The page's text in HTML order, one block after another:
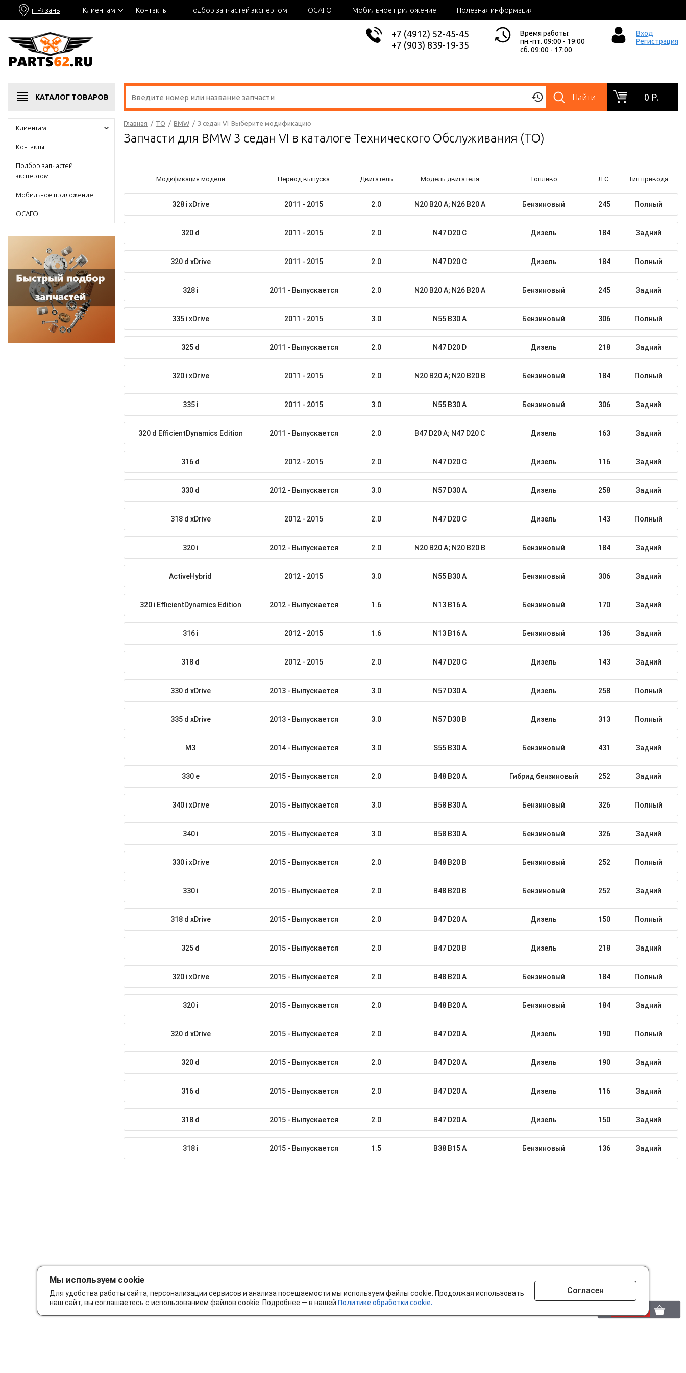
г. Рязань Клиентам Контакты Подбор запчастей экспертом ОСАГО Мобильное приложение Полезная информация
+7 (4912) 52-45-45
+7 (903) 839-19-35
Время работы:
пн.-пт. 09:00 - 19:00
сб. 09:00 - 17:00
Вход
Регистрация
КАТАЛОГ ТОВАРОВ Найти 0 Р.
Клиентам
Контакты
Подбор запчастей
экспертом
Мобильное приложение
ОСАГО
Главная / ТО / BMW / 3 седан VI Выберите модификацию
Запчасти для BMW 3 седан VI в каталоге Технического Обслуживания (ТО)
Модификация модели Период выпуска Двигатель Модель двигателя Топливо Л.С. Тип привода
328 i xDrive 2011 - 2015 2.0 N20 B20 A; N26 B20 A Бензиновый 245 Полный
320 d 2011 - 2015 2.0 N47 D20 C Дизель 184 Задний
320 d xDrive 2011 - 2015 2.0 N47 D20 C Дизель 184 Полный
328 i 2011 - Выпускается 2.0 N20 B20 A; N26 B20 A Бензиновый 245 Задний
335 i xDrive 2011 - 2015 3.0 N55 B30 A Бензиновый 306 Полный
325 d 2011 - Выпускается 2.0 N47 D20 D Дизель 218 Задний
320 i xDrive 2011 - 2015 2.0 N20 B20 A; N20 B20 B Бензиновый 184 Полный
335 i 2011 - 2015 3.0 N55 B30 A Бензиновый 306 Задний
320 d EfficientDynamics Edition 2011 - Выпускается 2.0 B47 D20 A; N47 D20 C Дизель 163 Задний
316 d 2012 - 2015 2.0 N47 D20 C Дизель 116 Задний
330 d 2012 - Выпускается 3.0 N57 D30 A Дизель 258 Задний
318 d xDrive 2012 - 2015 2.0 N47 D20 C Дизель 143 Полный
320 i 2012 - Выпускается 2.0 N20 B20 A; N20 B20 B Бензиновый 184 Задний
ActiveHybrid 2012 - 2015 3.0 N55 B30 A Бензиновый 306 Задний
320 i EfficientDynamics Edition 2012 - Выпускается 1.6 N13 B16 A Бензиновый 170 Задний
316 i 2012 - 2015 1.6 N13 B16 A Бензиновый 136 Задний
318 d 2012 - 2015 2.0 N47 D20 C Дизель 143 Задний
330 d xDrive 2013 - Выпускается 3.0 N57 D30 A Дизель 258 Полный
335 d xDrive 2013 - Выпускается 3.0 N57 D30 B Дизель 313 Полный
M3 2014 - Выпускается 3.0 S55 B30 A Бензиновый 431 Задний
330 e 2015 - Выпускается 2.0 B48 B20 A Гибрид бензиновый 252 Задний
340 i xDrive 2015 - Выпускается 3.0 B58 B30 A Бензиновый 326 Полный
340 i 2015 - Выпускается 3.0 B58 B30 A Бензиновый 326 Задний
330 i xDrive 2015 - Выпускается 2.0 B48 B20 B Бензиновый 252 Полный
330 i 2015 - Выпускается 2.0 B48 B20 B Бензиновый 252 Задний
318 d xDrive 2015 - Выпускается 2.0 B47 D20 A Дизель 150 Полный
325 d 2015 - Выпускается 2.0 B47 D20 B Дизель 218 Задний
320 i xDrive 2015 - Выпускается 2.0 B48 B20 A Бензиновый 184 Полный
320 i 2015 - Выпускается 2.0 B48 B20 A Бензиновый 184 Задний
320 d xDrive 2015 - Выпускается 2.0 B47 D20 A Дизель 190 Полный
320 d 2015 - Выпускается 2.0 B47 D20 A Дизель 190 Задний
316 d 2015 - Выпускается 2.0 B47 D20 A Дизель 116 Задний
318 d 2015 - Выпускается 2.0 B47 D20 A Дизель 150 Задний
318 i 2015 - Выпускается 1.5 B38 B15 A Бензиновый 136 Задний
Мы используем cookie
Для удобства работы сайта, персонализации сервисов и анализа посещаемости мы используем файлы cookie. Продолжая использовать
наш сайт, вы соглашаетесь с использованием файлов cookie. Подробнее — в нашей Политике обработки cookie.
Согласен